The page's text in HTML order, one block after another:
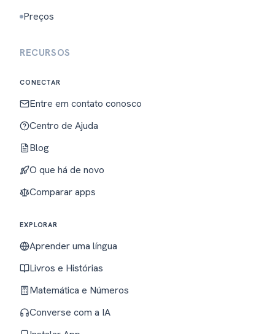
Preços
RECURSOS
CONECTAR
Entre em contato conosco
Centro de Ajuda
Blog
O que há de novo
Comparar apps
EXPLORAR
Aprender uma língua
Livros e Histórias
Matemática e Números
Converse com a IA